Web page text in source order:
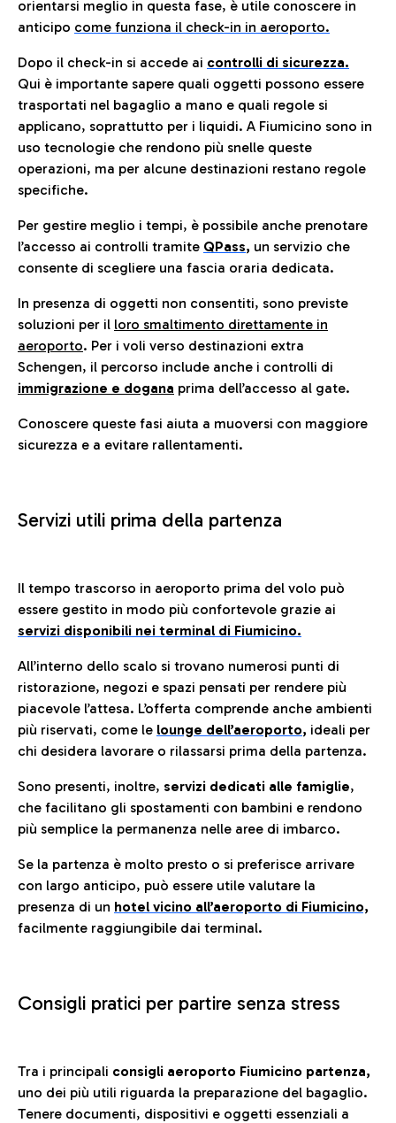
orientarsi meglio in questa fase, è utile conoscere in
anticipo come funziona il check-in in aeroporto.
Dopo il check-in si accede ai controlli di sicurezza.
Qui è importante sapere quali oggetti possono essere
trasportati nel bagaglio a mano e quali regole si
applicano, soprattutto per i liquidi. A Fiumicino sono in
uso tecnologie che rendono più snelle queste
operazioni, ma per alcune destinazioni restano regole
specifiche.
Per gestire meglio i tempi, è possibile anche prenotare
l’accesso ai controlli tramite QPass, un servizio che
consente di scegliere una fascia oraria dedicata.
In presenza di oggetti non consentiti, sono previste
soluzioni per il loro smaltimento direttamente in
aeroporto. Per i voli verso destinazioni extra
Schengen, il percorso include anche i controlli di
immigrazione e dogana prima dell’accesso al gate.
Conoscere queste fasi aiuta a muoversi con maggiore
sicurezza e a evitare rallentamenti.
Servizi utili prima della partenza
Il tempo trascorso in aeroporto prima del volo può
essere gestito in modo più confortevole grazie ai
servizi disponibili nei terminal di Fiumicino.
All’interno dello scalo si trovano numerosi punti di
ristorazione, negozi e spazi pensati per rendere più
piacevole l’attesa. L’offerta comprende anche ambienti
più riservati, come le lounge dell’aeroporto, ideali per
chi desidera lavorare o rilassarsi prima della partenza.
Sono presenti, inoltre, servizi dedicati alle famiglie,
che facilitano gli spostamenti con bambini e rendono
più semplice la permanenza nelle aree di imbarco.
Se la partenza è molto presto o si preferisce arrivare
con largo anticipo, può essere utile valutare la
presenza di un hotel vicino all’aeroporto di Fiumicino,
facilmente raggiungibile dai terminal.
Consigli pratici per partire senza stress
Tra i principali consigli aeroporto Fiumicino partenza,
uno dei più utili riguarda la preparazione del bagaglio.
Tenere documenti, dispositivi e oggetti essenziali a